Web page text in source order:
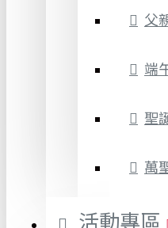
父
端
聖
萬
活動專區